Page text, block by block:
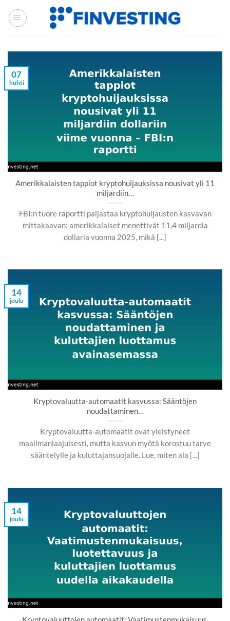
Siirry
sisältöön
Amerikkalaisten tappiot kryptohuijauksissa nousivat yli 11
miljardiin…
FBI:n tuore raportti paljastaa kryptohuijausten kasvavan
mittakaavan: amerikkalaiset menettivät 11,4 miljardia
dollaria vuonna 2025, mikä [...]
07
huhti
Kryptovaluutta-automaatit kasvussa: Sääntöjen
noudattaminen…
Kryptovaluutta-automaatit ovat yleistyneet
maailmanlaajuisesti, mutta kasvun myötä korostuu tarve
sääntelylle ja kuluttajansuojalle. Lue, miten ala [...]
14
joulu
14
joulu